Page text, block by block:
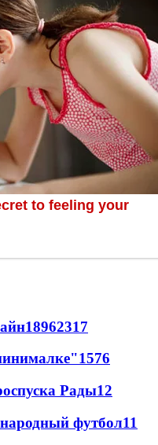
18962317
1576
Рады12
футбол11